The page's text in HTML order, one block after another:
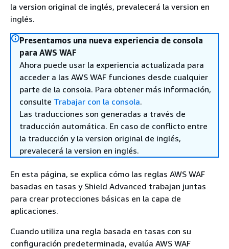
la version original de inglés, prevalecerá la version en
inglés.
Presentamos una nueva experiencia de consola
para AWS WAF
Ahora puede usar la experiencia actualizada para
acceder a las AWS WAF funciones desde cualquier
parte de la consola. Para obtener más información,
consulte Trabajar con la consola.
Las traducciones son generadas a través de
traducción automática. En caso de conflicto entre
la traducción y la version original de inglés,
prevalecerá la version en inglés.
En esta página, se explica cómo las reglas AWS WAF
basadas en tasas y Shield Advanced trabajan juntas
para crear protecciones básicas en la capa de
aplicaciones.
Cuando utiliza una regla basada en tasas con su
configuración predeterminada, evalúa AWS WAF